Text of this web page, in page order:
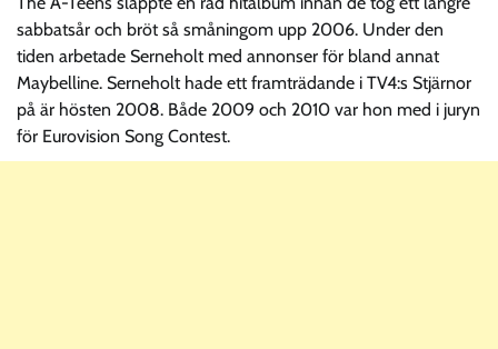
sabbatsår och bröt så småningom upp 2006. Under den
tiden arbetade Serneholt med annonser för bland annat
Maybelline. Serneholt hade ett framträdande i TV4:s Stjärnor
på är hösten 2008. Både 2009 och 2010 var hon med i juryn
för Eurovision Song Contest.